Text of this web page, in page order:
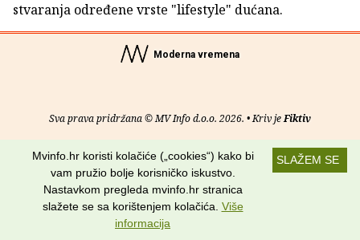
stvaranja određene vrste "lifestyle" dućana.
Moderna vremena
Sva prava pridržana © MV Info d.o.o. 2026. • Kriv jeFiktiv
O nama • Pomoć• Uvjeti korištenja• RSS kanali
Potraži nas na:
SLAŽEM SE
Mvinfo.hr koristi kolačiće („cookies“) kako bi
vam pružio bolje korisničko iskustvo.
Nastavkom pregleda mvinfo.hr stranica
slažete se sa korištenjem kolačića. Više
informacija